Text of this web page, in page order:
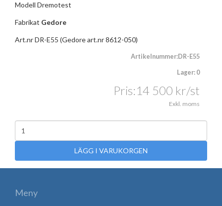
Modell Dremotest
Fabrikat Gedore
Art.nr DR-E55 (Gedore art.nr 8612-050)
Artikelnummer:DR-E55
Lager: 0
Pris:14 500 kr/st
Exkl. moms
LÄGG I VARUKORGEN
Meny